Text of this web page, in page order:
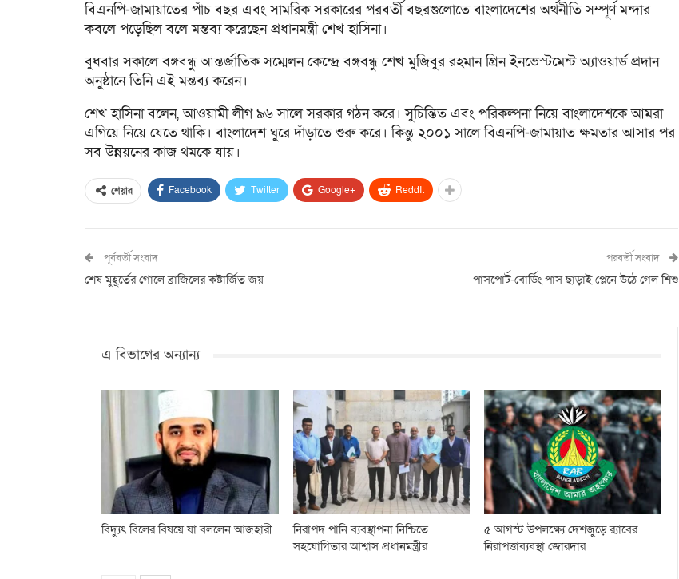
বিএনপি-জামায়াতের পাঁচ বছর এবং সামরিক সরকারের পরবর্তী বছরগুলোতে বাংলাদেশের অর্থনীতি সম্পূর্ণ মন্দার
কবলে পড়েছিল বলে মন্তব্য করেছেন প্রধানমন্ত্রী শেখ হাসিনা।
বুধবার সকালে বঙ্গবন্ধু আন্তর্জাতিক সম্মেলন কেন্দ্রে বঙ্গবন্ধু শেখ মুজিবুর রহমান গ্রিন ইনভেস্টমেন্ট অ্যাওয়ার্ড প্রদান
অনুষ্ঠানে তিনি এই মন্তব্য করেন।
শেখ হাসিনা বলেন, ‌আওয়ামী লীগ ৯৬ সালে সরকার গঠন করে। সুচিন্তিত এবং পরিকল্পনা নিয়ে বাংলাদেশকে আমরা
এগিয়ে নিয়ে যেতে থাকি। বাংলাদেশ ঘুরে দাঁড়াতে শুরু করে। কিন্তু ২০০১ সালে বিএনপি-জামায়াত ক্ষমতার আসার পর
সব উন্নয়নের কাজ থমকে যায়।
শেয়ার Facebook Twitter Google+ ReddIt
পূর্ববর্তী সংবাদ
শেষ মুহূর্তের গোলে ব্রাজিলের কষ্টার্জিত জয়
পরবর্তী সংবাদ
পাসপোর্ট-বোর্ডিং পাস ছাড়াই প্লেনে উঠে গেল শিশু
এ বিভাগের অন্যান্য
বিদ্যুৎ বিলের বিষয়ে যা বললেন আজহারী
নিরাপদ পানি ব্যবস্থাপনা নিশ্চিতে
সহযোগিতার আশ্বাস প্রধানমন্ত্রীর
৫ আগস্ট উপলক্ষ্যে দেশজুড়ে র‌্যাবের
নিরাপত্তাব্যবস্থা জোরদার